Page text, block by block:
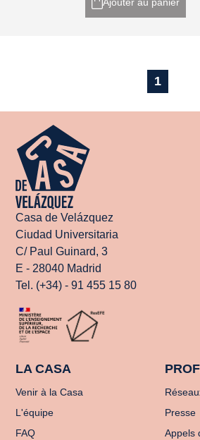
1
Casa de Velázquez
Ciudad Universitaria
C/ Paul Guinard, 3
E - 28040 Madrid
Tel. (+34) - 91 455 15 80
LA CASA
Venir à la Casa
L'équipe
FAQ
Presse
Appels